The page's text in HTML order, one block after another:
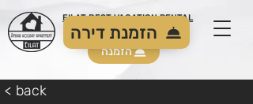
EILAT BEST VACATION RENTAL
הזמנה
הזמנת דירה
< back